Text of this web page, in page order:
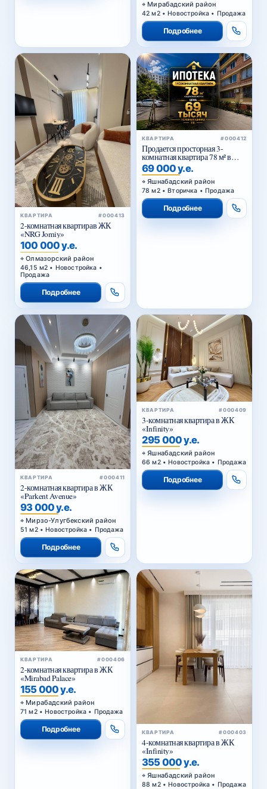
Мирабадский район
42 м2 • Новостройка • Продажа
Подробнее
КВАРТИРА #000413
2-комнатная квартирав ЖК
«NRG Jomiy»
100 000 у.е.
Олмазорский район
46,15 м2 • Новостройка •
Продажа
Подробнее
КВАРТИРА #000412
Продается просторная 3-
комнатная квартира 78 м² в
Тузеле-2, Яшнабадский район
— возможна покупка в
ипотеку
69 000 у.е.
Яшнабадский район
78 м2 • Вторичка • Продажа
Подробнее
КВАРТИРА #000411
2-комнатная квартира в ЖК
«Parkent Avenue»
93 000 у.е.
Мирзо-Улугбекский район
51 м2 • Новостройка • Продажа
Подробнее
КВАРТИРА #000409
3-комнатная квартира в ЖК
«Infinity»
295 000 у.е.
Яшнабадский район
66 м2 • Новостройка • Продажа
Подробнее
КВАРТИРА #000406
2-комнатная квартира в ЖК
«Mirabad Palace»
155 000 у.е.
Мирабадский район
71 м2 • Новостройка • Продажа
Подробнее КВАРТИРА #000403
4-комнатная квартира в ЖК
«Infinity»
355 000 у.е.
Яшнабадский район
88 м2 • Новостройка • Продажа